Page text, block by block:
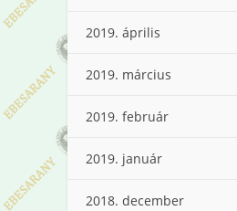
2019. április
2019. március
2019. február
2019. január
2018. december